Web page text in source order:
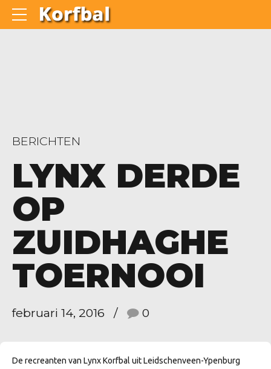
BERICHTEN
LYNX DERDE
OP
ZUIDHAGHE
TOERNOOI
februari 14, 2016 0
De recreanten van Lynx Korfbal uit Leidschenveen-Ypenburg